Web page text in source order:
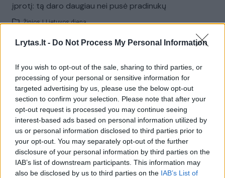
Lrytas.lt - Do Not Process My Personal Information
If you wish to opt-out of the sale, sharing to third parties, or
processing of your personal or sensitive information for
targeted advertising by us, please use the below opt-out
section to confirm your selection. Please note that after your
opt-out request is processed you may continue seeing
interest-based ads based on personal information utilized by
us or personal information disclosed to third parties prior to
your opt-out. You may separately opt-out of the further
disclosure of your personal information by third parties on the
IAB’s list of downstream participants. This information may
also be disclosed by us to third parties on the IAB’s List of
įprotį: tą daro daugiau nei pusė pradinukų
Žinios | Lietuvos diena
Žiūrimiausi įrašai
00:00:30
Vaizdai iš tragiškos avarijos Vilniaus r.: dviejų moterų ir
vaiko gyvybių išgelbėti nepavyko